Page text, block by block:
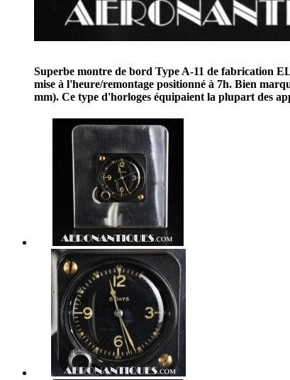
Superbe montre de bord Type A-11 de fabrication
mise à l'heure/remontage positionné à 7h. Bien
mm). Ce type d'horloges équipaient la plupart des